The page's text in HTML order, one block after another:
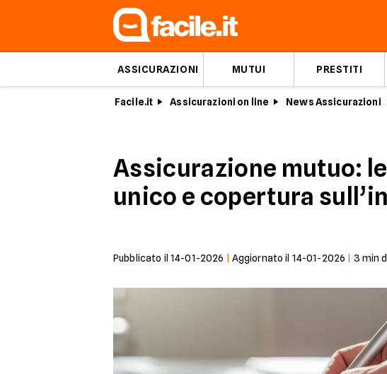
ASSICURAZIONI MUTUI PRESTITI
Facile.it Assicurazioni on line News Assicurazioni
Assicurazione mutuo:
unico e copertura
Pubblicato il 14-01-2026 Aggiornato il 14-01-2026 3 min